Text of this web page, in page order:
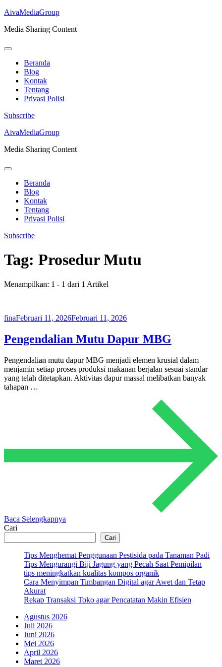
AivaMediaGroup
Media Sharing Content
Beranda
Blog
Kontak
Tentang
Privasi Polisi
Subscribe
Lompat
konten
Enter)
AivaMediaGroup
Media Sharing Content
Beranda
Blog
Kontak
Tentang
Privasi Polisi
Subscribe
Tag: Prosedur Mutu
Menampilkan: 1 - 1 dari 1 Artikel
finaFebruari 11, 2026Februari 11, 2026
Pengendalian Mutu Dapur MBG
Pengendalian mutu dapur MBG menjadi elemen krusial dalam
menjamin setiap proses produksi makanan berjalan sesuai standar
yang telah ditetapkan. Aktivitas dapur massal melibatkan banyak
tahapan …
Baca Selengkapnya
Cari
Cari
Tips Menghemat Penggunaan Pestisida pada Tanaman Padi
Tips Mengurangi Biji Jagung yang Pecah Saat Pemipilan
tips meningkatkan kualitas kompos organik
Cara Menyimpan Timbangan Digital agar Awet dan Tetap
Akurat
Rekap Transaksi Toko agar Pencatatan Makin Efisien
Agustus 2026
Juli 2026
Juni 2026
Mei 2026
April 2026
Maret 2026